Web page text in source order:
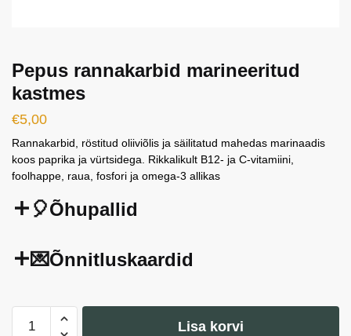
Pepus rannakarbid marineeritud
kastmes
€5,00
Rannakarbid, röstitud oliiviõlis ja säilitatud mahedas marinaadis
koos paprika ja vürtsidega. Rikkalikult B12- ja C-vitamiini,
foolhappe, raua, fosfori ja omega-3 allikas
🎈Õhupallid
💌Õnnitluskaardid
rannakarbid
Lisa korvi